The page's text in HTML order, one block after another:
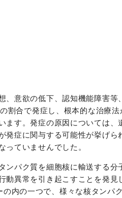
、意欲の低下、認知機能障害
割合で発症し、根本的な治療
ます。発症の原因については
発症に関与する可能性が挙げ
っていませんでした。
ンパク質を細胞核に輸送する
動異常を引き起こすことを発
内の一つで、様々な核タンパ